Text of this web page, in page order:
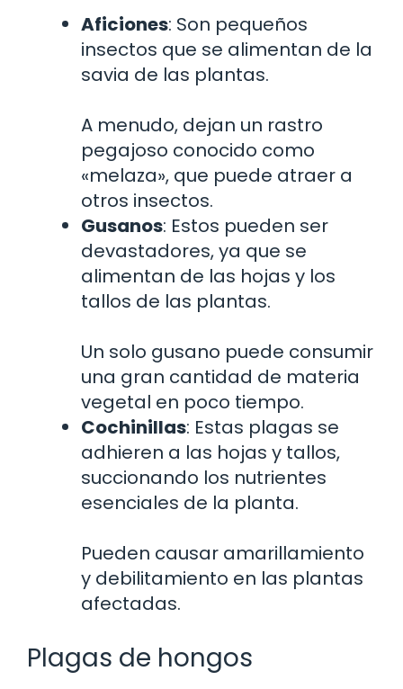
Aficiones: Son pequeños
insectos que se alimentan de la
savia de las plantas.
A menudo, dejan un rastro
pegajoso conocido como
«melaza», que puede atraer a
otros insectos.
Gusanos: Estos pueden ser
devastadores, ya que se
alimentan de las hojas y los
tallos de las plantas.
Un solo gusano puede consumir
una gran cantidad de materia
vegetal en poco tiempo.
Cochinillas: Estas plagas se
adhieren a las hojas y tallos,
succionando los nutrientes
esenciales de la planta.
Pueden causar amarillamiento
y debilitamiento en las plantas
afectadas.
Plagas de hongos